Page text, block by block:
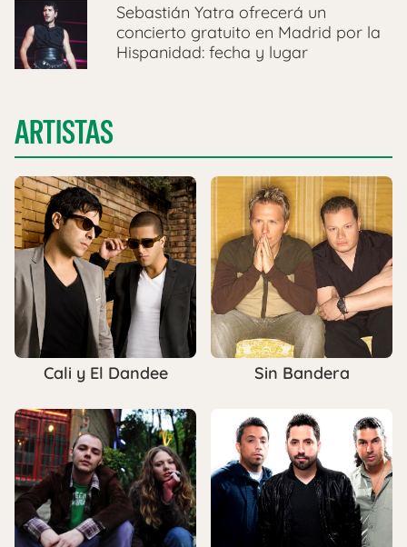
Sebastián Yatra ofrecerá un
concierto gratuito en Madrid por la
Hispanidad: fecha y lugar
ARTISTAS
Cali y El Dandee Sin Bandera